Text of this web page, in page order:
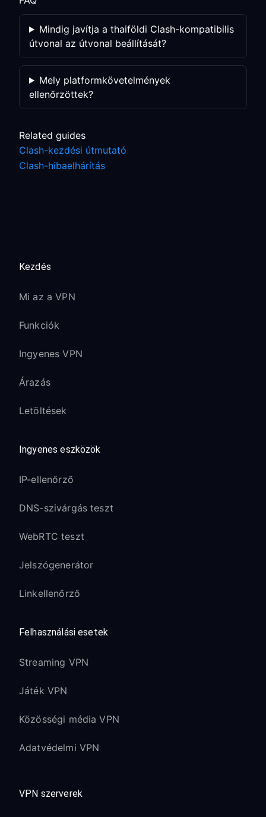
Mindig javítja a thaiföldi Clash-kompatibilis
útvonal az útvonal beállítását?
Mely platformkövetelmények
ellenőrzöttek?
Related guides
Clash-kezdési útmutató
Clash-hibaelhárítás
Kezdés
Mi az a VPN
Funkciók
Ingyenes VPN
Árazás
Letöltések
Ingyenes eszközök
IP-ellenőrző
DNS-szivárgás teszt
WebRTC teszt
Jelszógenerátor
Linkellenőrző
Felhasználási esetek
Streaming VPN
Játék VPN
Közösségi média VPN
Adatvédelmi VPN
VPN szerverek